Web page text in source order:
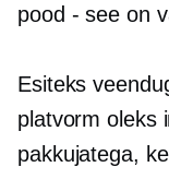
pood - see on
Esiteks
platvorm oleks
pakkujatega,